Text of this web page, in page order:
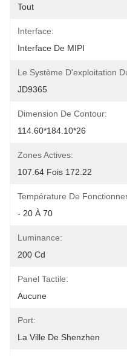
Tout
Interface:
Interface De MIPI
Le Système D'exploitation
JD9365
Dimension De Contour:
114.60*184.10*26
Zones Actives:
107.64 Fois 172.22
Température De
- 20 À 70
Luminance:
200 Cd
Panel Tactile:
Aucune
Port:
La Ville De Shenzhen